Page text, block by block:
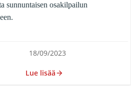
sunnuntaisen osakilpailun
18/09/2023
Lue lisää